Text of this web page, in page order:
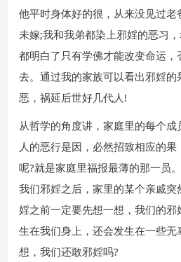
他平时身体好的很，从来没见过
未嫁;我和我弟都染上邪婬的恶习
都明白了只有学佛才能改变命运
去。通过我的家族可以看出邪婬
恶，祸延后世好几代人!
从哲学的角度讲，家庭里的每个
人的恶行是因，必然招致相应的
呢?就是家庭里福报最薄的那一员
我们邪婬之后，家里的某个亲戚
婬之前一定要先想一想，我们的
生在我们身上，还会发生在一些
想，我们还敢邪婬吗?